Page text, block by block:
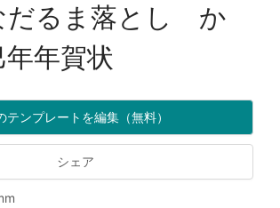
だるま落とし か
年賀状
テンプレートを編集（無料）
シェア